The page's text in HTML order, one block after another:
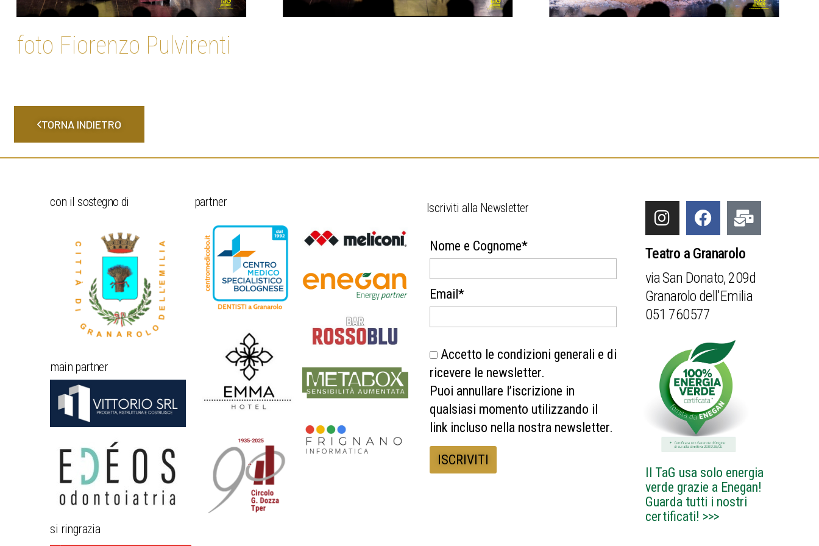
foto Fiorenzo Pulvirenti
TORNA INDIETRO
con il sostegno di
main partner
si ringrazia
partner Iscriviti alla Newsletter
Nome e Cognome*
Email*
Accetto le condizioni generali e di
ricevere le newsletter.
Puoi annullare l’iscrizione in
qualsiasi momento utilizzando il
link incluso nella nostra newsletter.
Teatro a Granarolo
via San Donato, 209d
Granarolo dell'Emilia
051 760577
Il TaG usa solo energia
verde grazie a Enegan!
Guarda tutti i nostri
certificati! >>>